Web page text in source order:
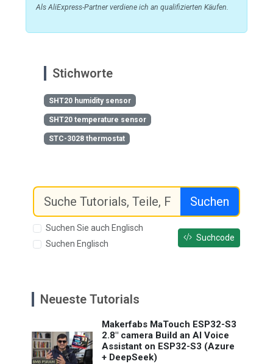
Als AliExpress-Partner verdiene ich an qualifizierten Käufen.
Stichworte
SHT20 humidity sensor
SHT20 temperature sensor
STC-3028 thermostat
Suchen
Suchen Sie auch Englisch
Suchen Englisch
Suchcode
Neueste Tutorials
Makerfabs MaTouch ESP32-S3
2.8" camera Build an AI Voice
Assistant on ESP32-S3 (Azure
+ DeepSeek)